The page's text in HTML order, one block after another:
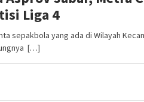
Liga 4
sepakbola yang ada di Wilayah
[…]